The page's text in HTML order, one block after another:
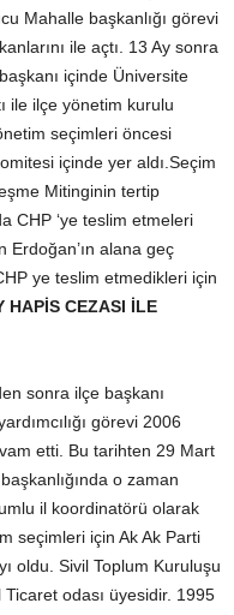
Mahalle başkanlığı görevi
ile açtı. 13 Ay sonra
içinde Üniversite
ile ilçe yönetim kurulu
seçimleri öncesi
içinde yer aldı.Seçim
Mitinginin tertip
CHP ‘ye teslim etmeleri
alana geç
ye teslim etmedikleri için
HAPİS CEZASI İLE
sonra ilçe başkanı
görevi 2006
etti. Bu tarihten 29 Mart
o zaman
il koordinatörü olarak
seçimleri için Ak Ak Parti
oldu. Sivil Toplum Kuruluşu
Ticaret odası üyesidir. 1995